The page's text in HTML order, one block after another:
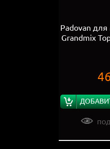
Padovan
Grandmix